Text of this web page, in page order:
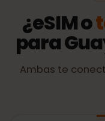
¿eSIM o
para
Ambas te